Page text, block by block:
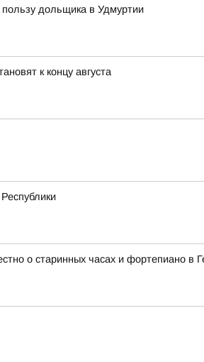
дольщика в Удмуртии
к концу августа
о старинных часах и фортепиано в